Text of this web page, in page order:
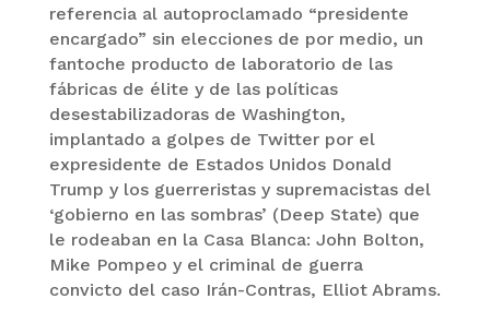
referencia al autoproclamado “presidente
encargado” sin elecciones de por medio, un
fantoche producto de laboratorio de las
fábricas de élite y de las políticas
desestabilizadoras de Washington,
implantado a golpes de Twitter por el
expresidente de Estados Unidos Donald
Trump y los guerreristas y supremacistas del
‘gobierno en las sombras’ (Deep State) que
le rodeaban en la Casa Blanca: John Bolton,
Mike Pompeo y el criminal de guerra
convicto del caso Irán-Contras, Elliot Abrams.